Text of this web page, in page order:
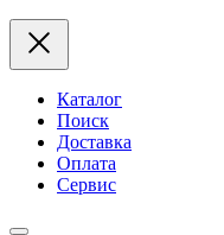
Каталог
Поиск
Доставка
Оплата
Сервис